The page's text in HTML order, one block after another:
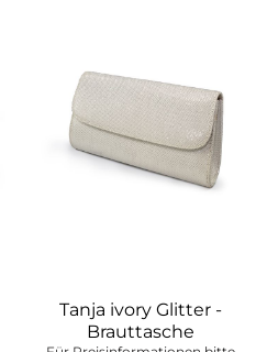
Tanja ivory Glitter -
Brauttasche